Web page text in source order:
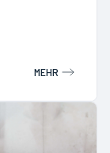
MEHR